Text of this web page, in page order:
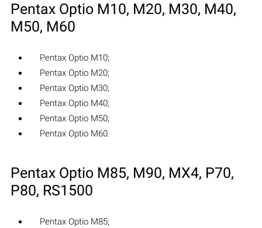
Pentax Optio M10, M20, M30, M40,
M50, M60
Pentax Optio M10;
Pentax Optio M20;
Pentax Optio M30;
Pentax Optio M40;
Pentax Optio M50;
Pentax Optio M60.
Pentax Optio M85, M90, MX4, P70,
P80, RS1500
Pentax Optio M85;